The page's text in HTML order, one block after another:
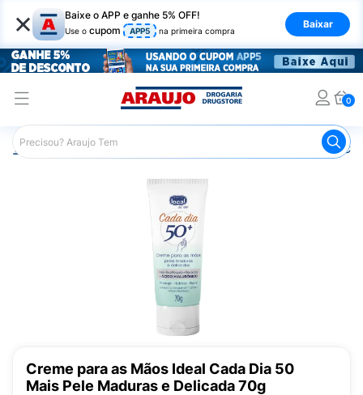
× Baixe o APP e ganhe 5% OFF!
Use o cupom APP5 na primeira compra
Baixar
0
Araujo Beleza e Cuidados
Creme para as Mãos Ideal Cada Dia 50
Mais Pele Maduras e Delicada 70g